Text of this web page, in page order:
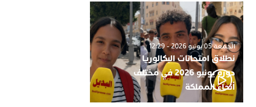
الجمعة 05 يونيو 2026 - 12:29
نطلاق امتحانات البكالوريا
دورة يونيو 2026 في مختلف
أنحاء المملكة